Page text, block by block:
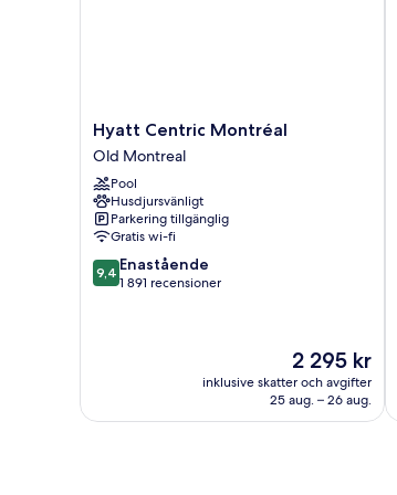
Hyatt
Centric
Montréal
Old
Montreal
Hyatt Centric Montréal
Old Montreal
Pool
Husdjursvänligt
Parkering tillgänglig
Gratis wi-fi
9.4
av
9,4 Enastående
1 891 recensioner
Priset
är
2 295 kr
2 295 kr
inklusive skatter och avgifter
25 aug. – 26 aug.